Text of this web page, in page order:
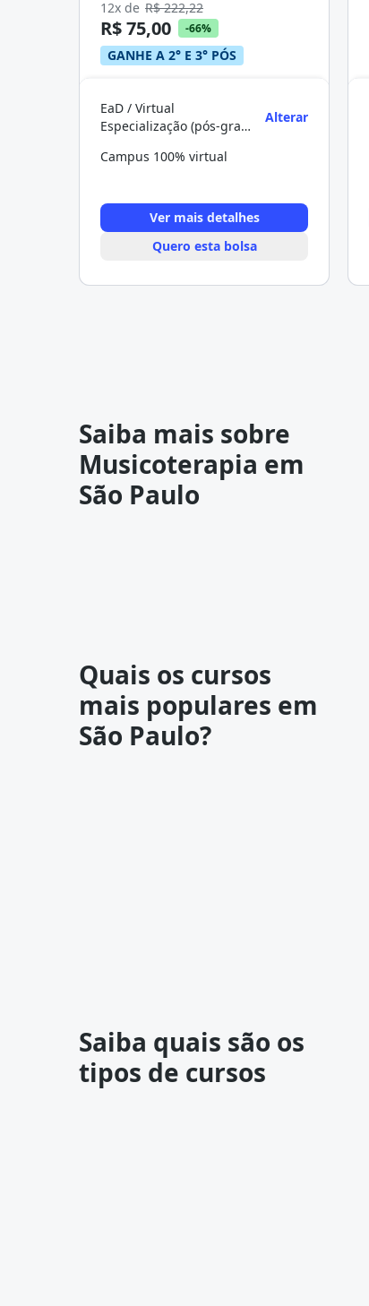
12x de R$ 222,22
R$ 75,00 -66%
GANHE A 2° E 3° PÓS
EaD / Virtual
Especialização (pós-graduação)
Alterar
Campus 100% virtual
Ver mais detalhes
Quero esta bolsa
Saiba mais sobre
Musicoterapia em
São Paulo
Quais os cursos
mais populares em
São Paulo?
Saiba quais são os
tipos de cursos